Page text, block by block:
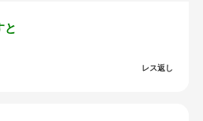
と
レス返し